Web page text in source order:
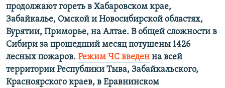
продолжают гореть в Хабаровском крае,
Забайкалье, Омской и Новосибирской областях,
Бурятии, Приморье, на Алтае. В общей сложности в
Сибири за прошедший месяц потушены 1426
лесных пожаров. Режим ЧС введен на всей
территории Республики Тыва, Забайкальского,
Красноярского краев, в Еравнинском